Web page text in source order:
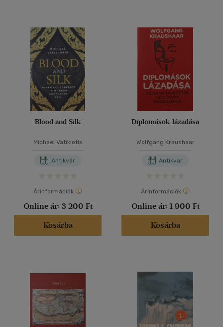
Blood and Silk
Michael Vatikiotis
Antikvár
Árinformációk
Online ár: 3 200 Ft
Kosárba
Diplomások lázadása
Wolfgang Kraushaar
Antikvár
Árinformációk
Online ár: 1 900 Ft
Kosárba